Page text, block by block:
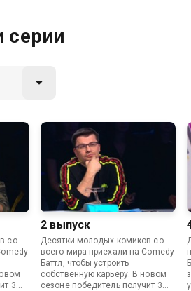
серии
со
3
2 выпуск
Десятки молодых комиков со
всего мира приехали на Comedy
Баттл, чтобы устроить
собственную карьеру. В новом
сезоне победитель получит 3